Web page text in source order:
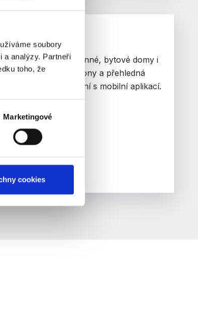
soubory
a analýzy. Partneři
toho, že
Marketingové
cookies
systémy pro rodinné, bytové domy i
Zvonky, videotelefony a přehledná
s možností propojení s mobilní aplikací.